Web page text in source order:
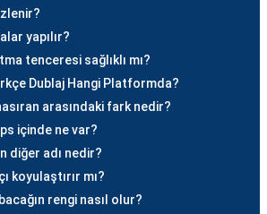
yapılır?
tenceresi sağlıklı mı?
Dublaj Hangi Platformda?
arasındaki fark nedir?
içinde ne var?
diğer adı nedir?
koyulaştırır mı?
rengi nasıl olur?